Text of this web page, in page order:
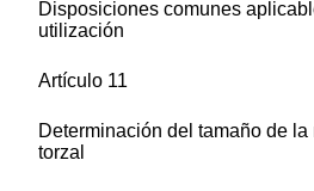
Disposiciones comunes
utilización
Artículo 11
Determinación del tamaño de la
torzal